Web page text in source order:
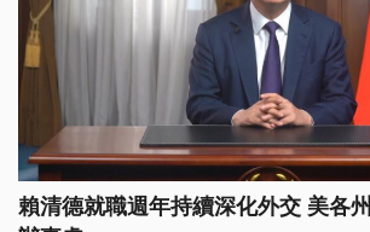
賴清德就職週年持續深化外交 美各